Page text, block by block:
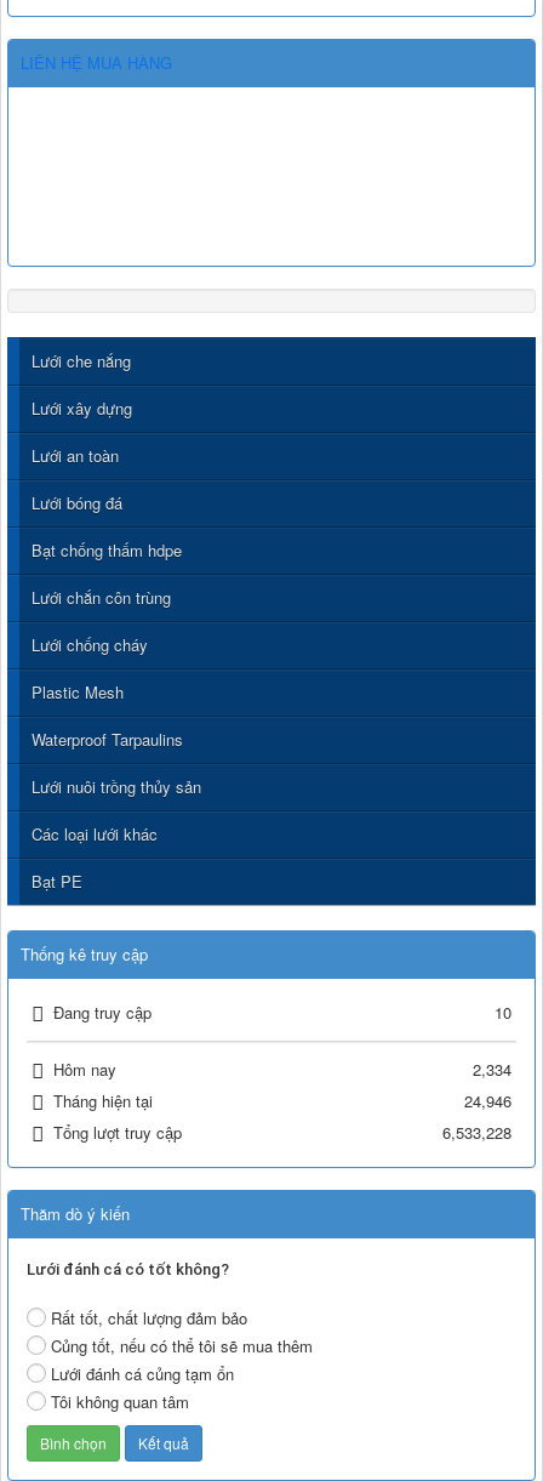
LIÊN HỆ MUA HÀNG
Lưới che nắng
Lưới xây dựng
Lưới an toàn
Lưới bóng đá
Bạt chống thấm hdpe
Lưới chắn côn trùng
Lưới chống cháy
Plastic Mesh
Waterproof Tarpaulins
Lưới nuôi trồng thủy sản
Các loại lưới khác
Bạt PE
Thống kê truy cập
Đang truy cập 10
Hôm nay
2,334
Tháng hiện tại
24,946
Tổng lượt truy cập
6,533,228
Thăm dò ý kiến
Lưới đánh cá có tốt không?
Rất tốt, chất lượng đảm bảo
Củng tốt, nếu có thể tôi sẽ mua thêm
Lưới đánh cá củng tạm ổn
Tôi không quan tâm